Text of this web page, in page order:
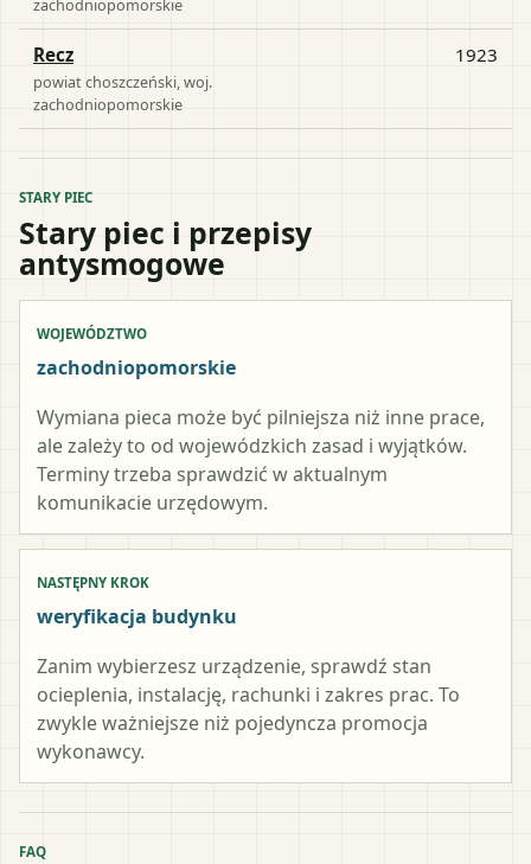
Recz
powiatchoszczeński , woj.
zachodniopomorskie
1923
STARY PIEC
Stary piec i przepisy
antysmogowe
WOJEWÓDZTWO
zachodniopomorskie
Wymiana pieca może być pilniejsza niż inne prace,
ale zależy to od wojewódzkich zasad i wyjątków.
Terminy trzeba sprawdzić w aktualnym
komunikacie urzędowym.
NASTĘPNY KROK
weryfikacja budynku
Zanim wybierzesz urządzenie, sprawdź stan
ocieplenia, instalację, rachunki i zakres prac. To
zwykle ważniejsze niż pojedyncza promocja
wykonawcy.
FAQ